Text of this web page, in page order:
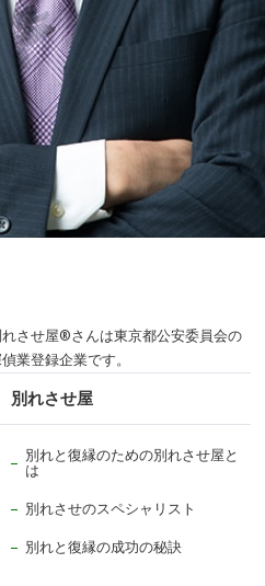
れさせ屋®さんは東京都公安委員会の
業登録企業です。
別れさせ屋
別れと復縁のための別れさせ屋と
は
別れさせのスペシャリスト
別れと復縁の成功の秘訣